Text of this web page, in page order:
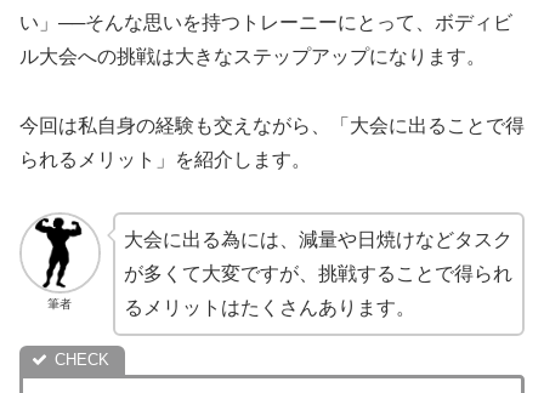
い」──そんな思いを持つトレーニーにとって、ボディビ
ル大会への挑戦は大きなステップアップになります。
今回は私自身の経験も交えながら、「大会に出ることで得
られるメリット」を紹介します。
筆者
大会に出る為には、減量や日焼けなどタスク
が多くて大変ですが、挑戦することで得られ
るメリットはたくさんあります。